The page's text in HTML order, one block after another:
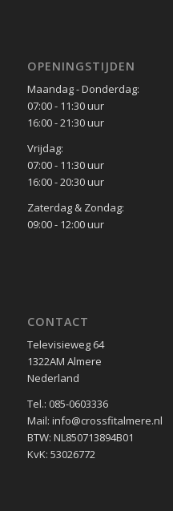
OPENINGSTIJDEN
Maandag - Donderdag:
07:00 - 11:30 uur
16:00 - 21:30 uur
Vrijdag:
07:00 - 11:30 uur
16:00 - 20:30 uur
Zaterdag & Zondag:
09:00 - 12:00 uur
CONTACT
Televisieweg 64
1322AM Almere
Nederland
Tel.: 085-0603336
Mail: info@crossfitalmere.nl
BTW: NL850713894B01
KvK: 53026772